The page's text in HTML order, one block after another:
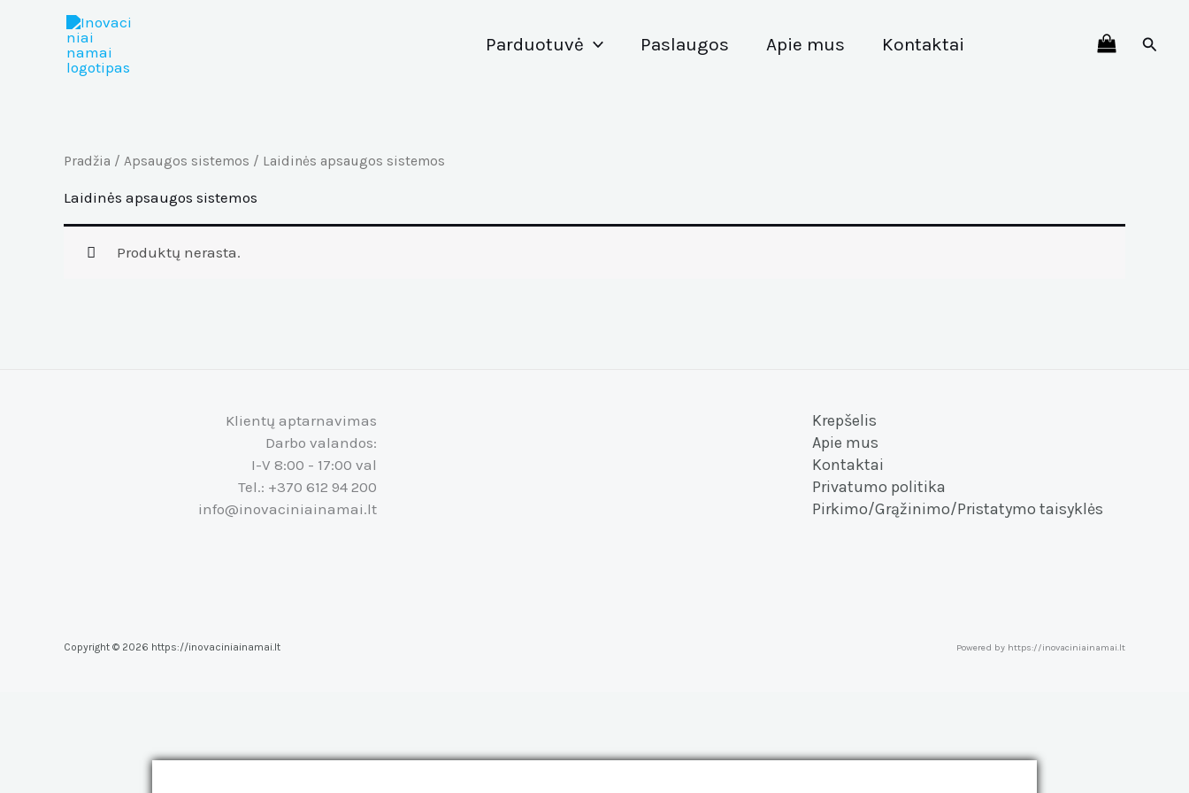
Parduotuvė Paslaugos Apie mus Kontaktai
Pradžia / Apsaugos sistemos / Laidinės apsaugos sistemos
Laidinės apsaugos sistemos
Produktų nerasta.
Klientų aptarnavimas
Darbo valandos:
I-V 8:00 - 17:00 val
Tel.: +370 612 94 200
info@inovaciniainamai.lt
Krepšelis
Apie mus
Kontaktai
Privatumo politika
Pirkimo/Grąžinimo/Pristatymo taisyklės
Copyright © 2026 https://inovaciniainamai.lt Powered by https://inovaciniainamai.lt